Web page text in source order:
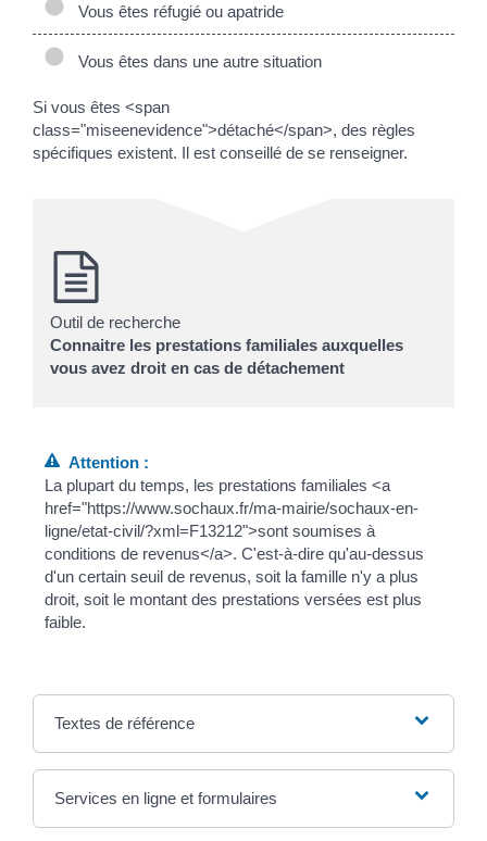
Vous êtes réfugié ou apatride
Vous êtes dans une autre situation
Si vous êtes <span
class="miseenevidence">détaché</span>, des règles
spécifiques existent. Il est conseillé de se renseigner.
Outil de recherche
Connaitre les prestations familiales auxquelles
vous avez droit en cas de détachement
Attention :
La plupart du temps, les prestations familiales <a
href="https://www.sochaux.fr/ma-mairie/sochaux-en-
ligne/etat-civil/?xml=F13212">sont soumises à
conditions de revenus</a>. C'est-à-dire qu'au-dessus
d'un certain seuil de revenus, soit la famille n'y a plus
droit, soit le montant des prestations versées est plus
faible.
Textes de référence
Services en ligne et formulaires